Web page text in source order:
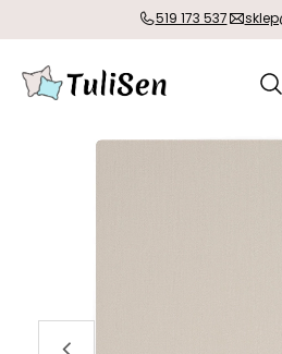
519 173 537